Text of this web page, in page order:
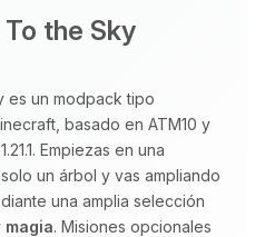
the Sky
es un modpack tipo
basado en ATM10 y
Empiezas en una
un árbol y vas ampliando
una amplia selección
magia. Misiones opcionales
Cuentame
moveré mis